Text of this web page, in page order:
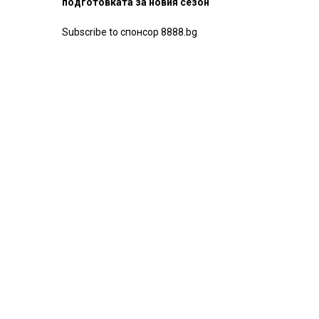
подготовката за новия сезон
Subscribe to спонсор 8888.bg